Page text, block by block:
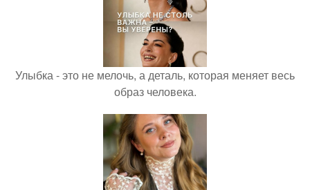
Улыбка - это не мелочь, а деталь, которая меняет весь
образ человека.